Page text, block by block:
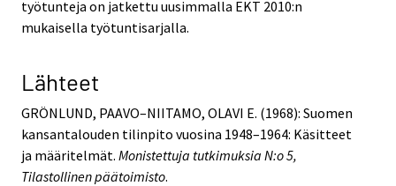
työtunteja on jatkettu uusimmalla EKT 2010:n
mukaisella työtuntisarjalla.
Lähteet
GRÖNLUND, PAAVO–NIITAMO, OLAVI E. (1968): Suomen
kansantalouden tilinpito vuosina 1948–1964: Käsitteet
ja määritelmät. Monistettuja tutkimuksia N:o 5,
Tilastollinen päätoimisto.